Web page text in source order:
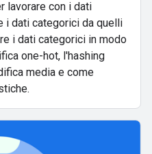
lavorare con i dati
i dati categorici da quelli
i dati categorici in modo
one-hot, l'hashing
media e come